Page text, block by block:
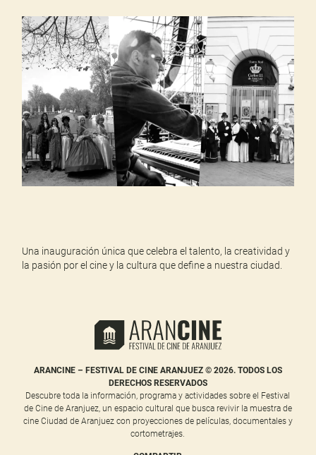
Una inauguración única que celebra el talento, la creatividad y
la pasión por el cine y la cultura que define a nuestra ciudad.
ARANCINE – FESTIVAL DE CINE ARANJUEZ © 2026. TODOS LOS
DERECHOS RESERVADOS
Descubre toda la información, programa y actividades sobre el Festival
de Cine de Aranjuez, un espacio cultural que busca revivir la muestra de
cine Ciudad de Aranjuez con proyecciones de películas, documentales y
cortometrajes.